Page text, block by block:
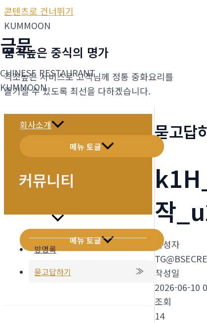
콘텐츠로 건너뛰기
금문
CHINESE RESTAURANT
KUMMOON
회사소개
메뉴 토글
메뉴소개
메뉴 토글
KUMMOON
품격높은 중식의 명가
격조높은 서비스로 고객님께 정통 중화요리를
즐기실 수 있도록 최선을 다하겠습니다.
커뮤니티
방명록
묻고답하기
묻고답
작
작성자
작성일
2026-06-10
조회
14